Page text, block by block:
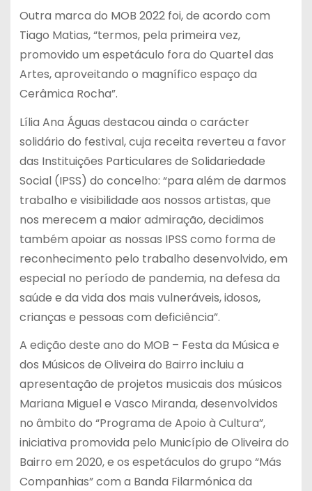
Outra marca do MOB 2022 foi, de acordo com
Tiago Matias, “termos, pela primeira vez,
promovido um espetáculo fora do Quartel das
Artes, aproveitando o magnífico espaço da
Cerâmica Rocha”.
Lília Ana Águas destacou ainda o carácter
solidário do festival, cuja receita reverteu a favor
das Instituições Particulares de Solidariedade
Social (IPSS) do concelho: “para além de darmos
trabalho e visibilidade aos nossos artistas, que
nos merecem a maior admiração, decidimos
também apoiar as nossas IPSS como forma de
reconhecimento pelo trabalho desenvolvido, em
especial no período de pandemia, na defesa da
saúde e da vida dos mais vulneráveis, idosos,
crianças e pessoas com deficiência”.
A edição deste ano do MOB – Festa da Música e
dos Músicos de Oliveira do Bairro incluiu a
apresentação de projetos musicais dos músicos
Mariana Miguel e Vasco Miranda, desenvolvidos
no âmbito do “Programa de Apoio à Cultura”,
iniciativa promovida pelo Município de Oliveira do
Bairro em 2020, e os espetáculos do grupo “Más
Companhias” com a Banda Filarmónica da